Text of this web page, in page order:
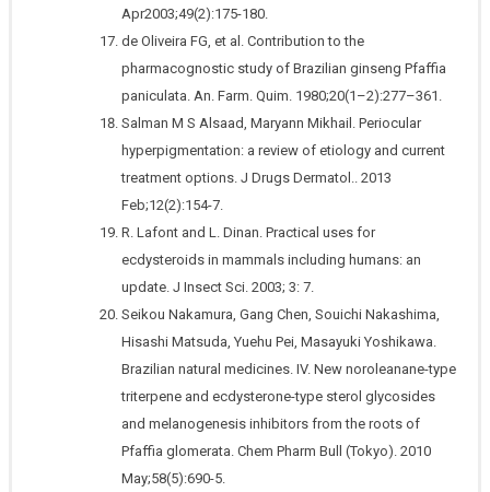
Apr2003;49(2):175-180.
de Oliveira FG, et al. Contribution to the
pharmacognostic study of Brazilian ginseng Pfaffia
paniculata. An. Farm. Quim. 1980;20(1–2):277–361.
Salman M S Alsaad, Maryann Mikhail. Periocular
hyperpigmentation: a review of etiology and current
treatment options. J Drugs Dermatol.. 2013
Feb;12(2):154-7.
R. Lafont and L. Dinan. Practical uses for
ecdysteroids in mammals including humans: an
update. J Insect Sci. 2003; 3: 7.
Seikou Nakamura, Gang Chen, Souichi Nakashima,
Hisashi Matsuda, Yuehu Pei, Masayuki Yoshikawa.
Brazilian natural medicines. IV. New noroleanane-type
triterpene and ecdysterone-type sterol glycosides
and melanogenesis inhibitors from the roots of
Pfaffia glomerata. Chem Pharm Bull (Tokyo). 2010
May;58(5):690-5.